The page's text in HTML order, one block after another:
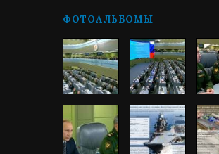
ФОТОАЛЬБОМЫ